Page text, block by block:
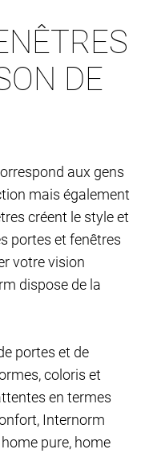
DE
aux gens
mais également
créent le style et
portes et fenêtres
votre vision
dispose de la
portes et de
coloris et
en termes
Internorm
pure, home